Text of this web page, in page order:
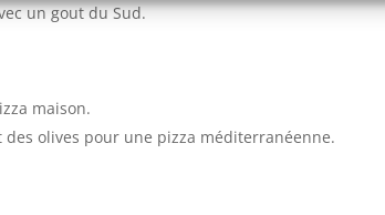
un gout du Sud.
maison.
olives pour une pizza méditerranéenne.